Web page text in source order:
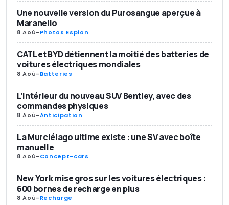
Une nouvelle version du Purosangue aperçue à
Maranello
8 Aoû-Photos Espion
CATL et BYD détiennent la moitié des batteries de
voitures électriques mondiales
8 Aoû-Batteries
L’intérieur du nouveau SUV Bentley, avec des
commandes physiques
8 Aoû-Anticipation
La Murciélago ultime existe : une SV avec boîte
manuelle
8 Aoû-Concept-cars
New York mise gros sur les voitures électriques :
600 bornes de recharge en plus
8 Aoû-Recharge